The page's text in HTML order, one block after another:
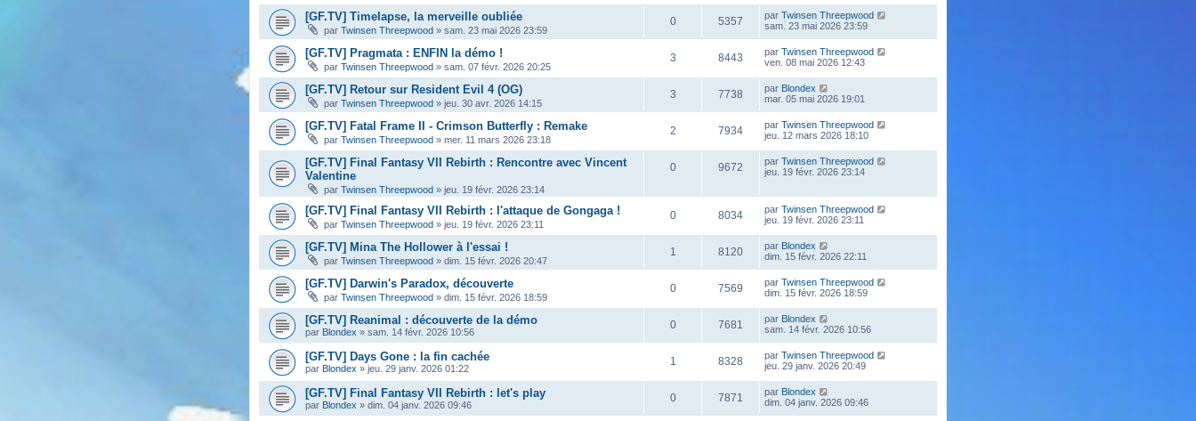
[GF.TV] Timelapse, la merveille oubliée
par Twinsen Threepwood » sam. 23 mai 2026 23:59
0 5357 par Twinsen Threepwood
sam. 23 mai 2026 23:59
[GF.TV] Pragmata : ENFIN la démo !
par Twinsen Threepwood » sam. 07 févr. 2026 20:25
3 8443 par Twinsen Threepwood
ven. 08 mai 2026 12:43
[GF.TV] Retour sur Resident Evil 4 (OG)
par Twinsen Threepwood » jeu. 30 avr. 2026 14:15
3 7738 par Blondex
mar. 05 mai 2026 19:01
[GF.TV] Fatal Frame II - Crimson Butterfly : Remake
par Twinsen Threepwood » mer. 11 mars 2026 23:18
2 7934 par Twinsen Threepwood
jeu. 12 mars 2026 18:10
[GF.TV] Final Fantasy VII Rebirth : Rencontre avec Vincent
Valentine
par Twinsen Threepwood » jeu. 19 févr. 2026 23:14
0 9672 par Twinsen Threepwood
jeu. 19 févr. 2026 23:14
[GF.TV] Final Fantasy VII Rebirth : l'attaque de Gongaga !
par Twinsen Threepwood » jeu. 19 févr. 2026 23:11
0 8034 par Twinsen Threepwood
jeu. 19 févr. 2026 23:11
[GF.TV] Mina The Hollower à l'essai !
par Twinsen Threepwood » dim. 15 févr. 2026 20:47
1 8120 par Blondex
dim. 15 févr. 2026 22:11
[GF.TV] Darwin's Paradox, découverte
par Twinsen Threepwood » dim. 15 févr. 2026 18:59
0 7569 par Twinsen Threepwood
dim. 15 févr. 2026 18:59
[GF.TV] Reanimal : découverte de la démo
par Blondex » sam. 14 févr. 2026 10:56
0 7681 par Blondex
sam. 14 févr. 2026 10:56
[GF.TV] Days Gone : la fin cachée
par Blondex » jeu. 29 janv. 2026 01:22
1 8328 par Twinsen Threepwood
jeu. 29 janv. 2026 20:49
[GF.TV] Final Fantasy VII Rebirth : let's play
par Blondex » dim. 04 janv. 2026 09:46
0 7871 par Blondex
dim. 04 janv. 2026 09:46